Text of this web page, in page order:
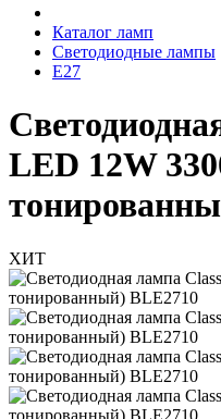
Каталог ламп
Светодиодные лампы
Е27
LED 12W
ХИТ